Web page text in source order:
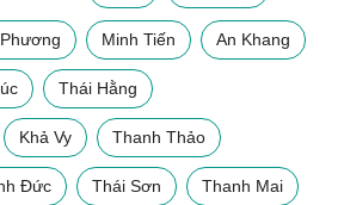
Minh Tiến An Khang
Thái Hằng
Khả Vy Thanh Thảo
Đức Thái Sơn Thanh Mai